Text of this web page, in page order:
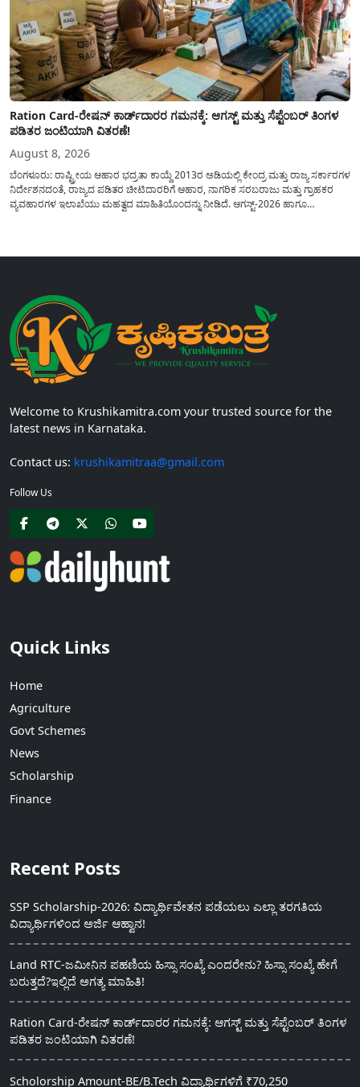
Ration Card-ರೇಷನ್ ಕಾರ್ಡ್‍ದಾರರ ಗಮನಕ್ಕೆ: ಆಗಸ್ಟ್ ಮತ್ತು ಸೆಪ್ಟೆಂಬರ್ ತಿಂಗಳ
ಪಡಿತರ ಜಂಟಿಯಾಗಿ ವಿತರಣೆ!
August 8, 2026
ಬೆಂಗಳೂರು: ರಾಷ್ಟ್ರೀಯ ಆಹಾರ ಭದ್ರತಾ ಕಾಯ್ದೆ 2013ರ ಅಡಿಯಲ್ಲಿ ಕೇಂದ್ರ ಮತ್ತು ರಾಜ್ಯ ಸರ್ಕಾರಗಳ
ನಿರ್ದೇಶನದಂತೆ, ರಾಜ್ಯದ ಪಡಿತರ ಚೀಟಿದಾರರಿಗೆ ಆಹಾರ, ನಾಗರಿಕ ಸರಬರಾಜು ಮತ್ತು ಗ್ರಾಹಕರ
ವ್ಯವಹಾರಗಳ ಇಲಾಖೆಯು ಮಹತ್ವದ ಮಾಹಿತಿಯೊಂದನ್ನು ನೀಡಿದೆ. ಆಗಸ್ಟ್-2026 ಹಾಗೂ
Welcome to Krushikamitra.com your trusted source for the
latest news in Karnataka.
Contact us: krushikamitraa@gmail.com
Follow Us
Quick Links
Home
Agriculture
Govt Schemes
News
Scholarship
Finance
Recent Posts
SSP Scholarship-2026: ವಿದ್ಯಾರ್ಥಿವೇತನ ಪಡೆಯಲು ಎಲ್ಲಾ ತರಗತಿಯ
ವಿದ್ಯಾರ್ಥಿಗಳಿಂದ ಅರ್ಜಿ ಆಹ್ವಾನ!
Land RTC-ಜಮೀನಿನ ಪಹಣಿಯ ಹಿಸ್ಸಾ ಸಂಖ್ಯೆ ಎಂದರೇನು? ಹಿಸ್ಸಾ ಸಂಖ್ಯೆ ಹೇಗೆ
ಬರುತ್ತದೆ?ಇಲ್ಲಿದೆ ಅಗತ್ಯ ಮಾಹಿತಿ!
Ration Card-ರೇಷನ್ ಕಾರ್ಡ್‍ದಾರರ ಗಮನಕ್ಕೆ: ಆಗಸ್ಟ್ ಮತ್ತು ಸೆಪ್ಟೆಂಬರ್ ತಿಂಗಳ
ಪಡಿತರ ಜಂಟಿಯಾಗಿ ವಿತರಣೆ!
Scholorship Amount-BE/B.Tech ವಿದ್ಯಾರ್ಥಿಗಳಿಗೆ ₹70,250